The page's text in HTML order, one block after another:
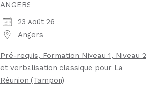
ANGERS
23 Août 26
Angers
Pré-requis, Formation Niveau 1, Niveau 2
et verbalisation classique pour La
Réunion (Tampon)